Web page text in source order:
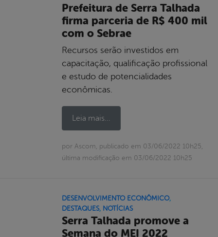
Prefeitura de Serra Talhada
firma parceria de R$ 400 mil
com o Sebrae
Recursos serão investidos em
capacitação, qualificação profissional
e estudo de potencialidades
econômicas.
Leia mais...
por Ascom, publicado em 03/06/2022 10h25,
última modificação em 03/06/2022 10h25
DESENVOLVIMENTO ECONÔMICO,
DESTAQUES, NOTÍCIAS
Serra Talhada promove a
Semana do MEI 2022